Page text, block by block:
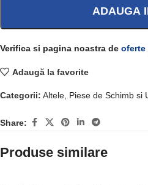
ADAUGA
Verifica si pagina noastra de oferte
Adaugă la favorite
Categorii: Altele Piese de Schimb si
Share:
Produse similare